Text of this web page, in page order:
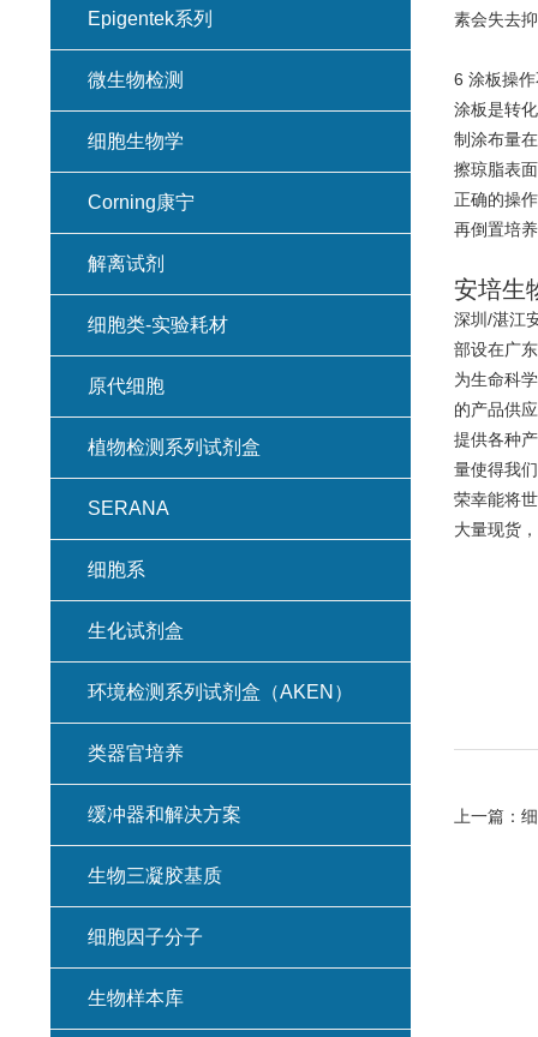
素会失去
6 涂板操作
涂板是转
制涂布量
擦琼脂表
正确的操
再倒置培
安培生
深圳/湛江
部设在广
为生命科
的产品供
提供各种
量使得我
荣幸能将
大量现货
上一篇：
Epigentek系列
微生物检测
细胞生物学
Corning康宁
解离试剂
细胞类-实验耗材
原代细胞
植物检测系列试剂盒
SERANA
细胞系
生化试剂盒
环境检测系列试剂盒（AKEN）
类器官培养
缓冲器和解决方案
生物三凝胶基质
细胞因子分子
生物样本库